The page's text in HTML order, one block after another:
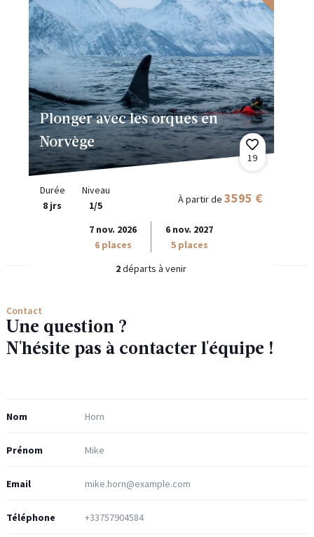
Plonger avec les orques en
Norvège
19
Durée
8 jrs
Niveau
1/5
À partir de 3595 €
7 nov. 2026
6 places
6 nov. 2027
5 places
2départs à venir
Contact
Une question ?
N'hésite pas à contacter l'équipe !
Nom
Prénom
Email
Téléphone